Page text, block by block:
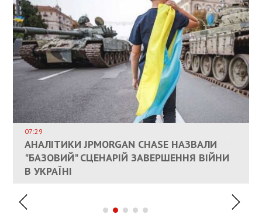
КАНДИДАТ В ПРЕМЬЕРЫ ПОЛЬШИ ПРИЗВАЛ
ЕС ПРЕКРАТИТЬ ВОЕННУЮ ПОМОЩЬ
УКРАИНЕ
07:29
АНАЛІТИКИ JPMORGAN CHASE НАЗВАЛИ
"БАЗОВИЙ" СЦЕНАРІЙ ЗАВЕРШЕННЯ ВІЙНИ
В УКРАЇНІ
ВЛАСНИКАМ ЗРУЙНОВАНОГО ЖИТЛА
ДОЗВОЛИЛИ НЕ ПЛАТИТИ ЗА КОМУНАЛКУ
ИНТЕГРАЦИЯ УКРАИНЫ В НАТО ВРЯД ЛИ
СОСТОИТСЯ В БЛИЖАЙШЕЕ ВРЕМЯ, –
РЮТТЕ
ПАЛИВНИЙ РИНОК РОЗІГРІЛИ ШТУЧНО:
АНАЛІТИКИ ЗВИНУВАТИЛИ АЗС У
СПЕКУЛЯЦІЇ